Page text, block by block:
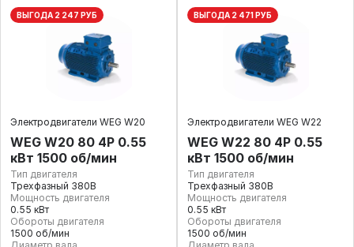
ВЫГОДА 2 247 РУБ
Электродвигатели WEG W20
WEG W20 80 4P 0.55
кВт 1500 об/мин
Тип двигателя
Трехфазный 380В
Мощность двигателя
0.55 кВт
Обороты двигателя
1500 об/мин
ВЫГОДА 2 471 РУБ
Электродвигатели WEG W22
WEG W22 80 4P 0.55
кВт 1500 об/мин
Тип двигателя
Трехфазный 380В
Мощность двигателя
0.55 кВт
Обороты двигателя
1500 об/мин